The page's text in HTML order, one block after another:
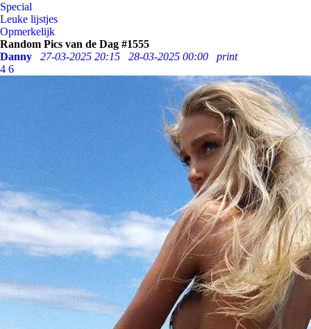
Special
Leuke lijstjes
Opmerkelijk
Random Pics van de Dag #1555
Danny
27-03-2025 20:15 28-03-2025 00:00
print
4 6